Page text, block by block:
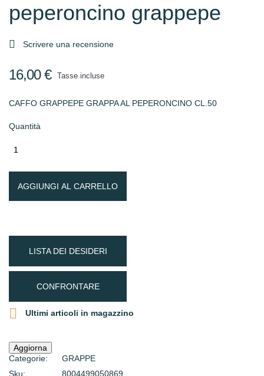
peperoncino grappepe
 Scrivere una recensione
16,00 € Tasse incluse
CAFFO GRAPPEPE GRAPPA AL PEPERONCINO CL.50
Quantità
AGGIUNGI AL CARRELLO
LISTA DEI DESIDERI
CONFRONTARE
 Ultimi articoli in magazzino
Categorie:
GRAPPE
Sku:
8004499050869